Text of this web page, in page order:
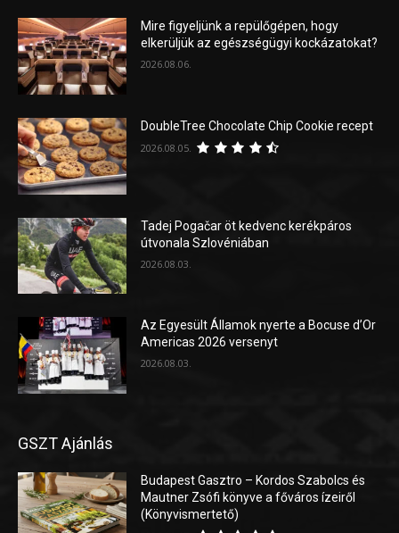
Mire figyeljünk a repülőgépen, hogy
elkerüljük az egészségügyi kockázatokat?
2026.08.06.
DoubleTree Chocolate Chip Cookie recept
2026.08.05.
Tadej Pogačar öt kedvenc kerékpáros
útvonala Szlovéniában
2026.08.03.
Az Egyesült Államok nyerte a Bocuse d’Or
Americas 2026 versenyt
2026.08.03.
GSZT Ajánlás
Budapest Gasztro – Kordos Szabolcs és
Mautner Zsófi könyve a főváros ízeiről
(Könyvismertető)